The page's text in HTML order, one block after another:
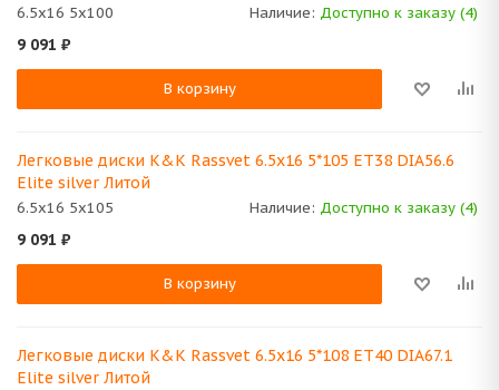
6.5x16 5x100 Наличие: Доступно к заказу (4)
9 091 ₽
В корзину
Легковые диски K&K Rassvet 6.5x16 5*105 ET38 DIA56.6
Elite silver Литой
6.5x16 5x105 Наличие: Доступно к заказу (4)
9 091 ₽
В корзину
Легковые диски K&K Rassvet 6.5x16 5*108 ET40 DIA67.1
Elite silver Литой